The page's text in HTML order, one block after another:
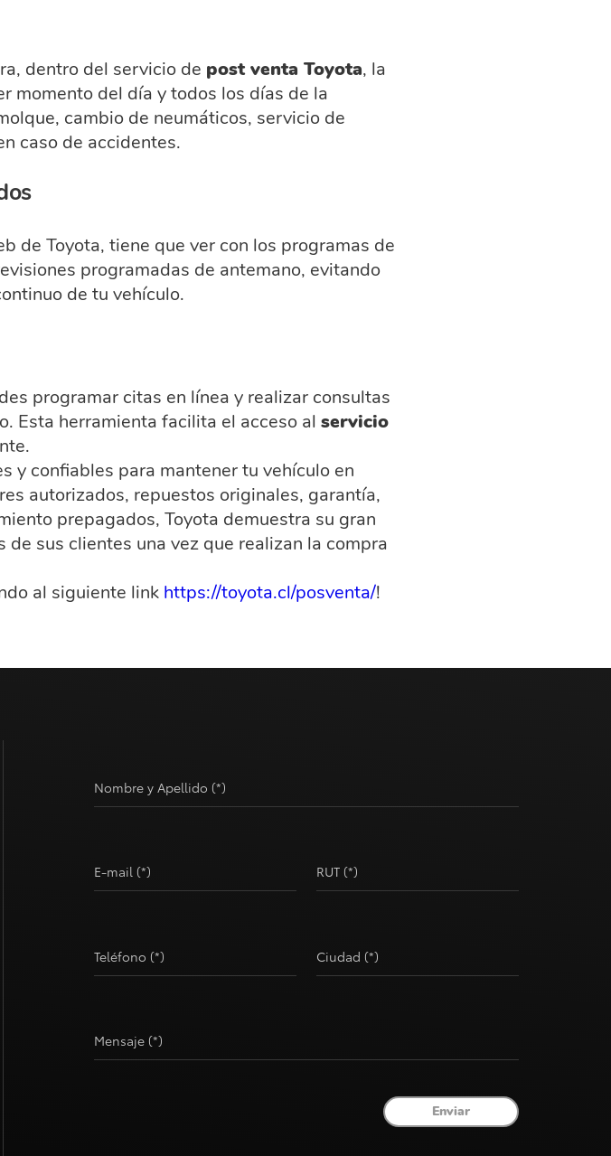
dentro del servicio de post venta Toyota, la
momento del día y todos los días de la
cambio de neumáticos, servicio de
caso de accidentes.
de Toyota, tiene que ver con los programas de
programadas de antemano, evitando
de tu vehículo.
programar citas en línea y realizar consultas
Esta herramienta facilita el acceso al servicio
y confiables para mantener tu vehículo en
autorizados, repuestos originales, garantía,
prepagados, Toyota demuestra su gran
sus clientes una vez que realizan la compra
al siguiente link https://toyota.cl/posventa/!
Nombre y Apellido (*)
E-mail (*) RUT (*)
Teléfono (*) Ciudad (*)
Mensaje (*)
Enviar